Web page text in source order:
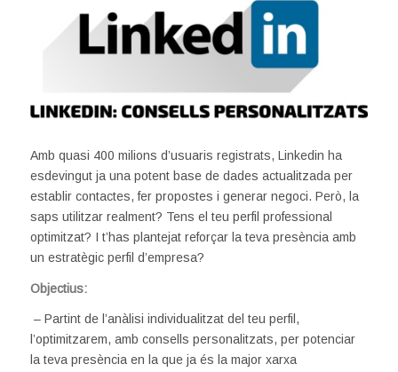
Amb quasi 400 milions d’usuaris registrats, Linkedin ha
esdevingut ja una potent base de dades actualitzada per
establir contactes, fer propostes i generar negoci. Però, la
saps utilitzar realment? Tens el teu perfil professional
optimitzat? I t’has plantejat reforçar la teva presència amb
un estratègic perfil d’empresa?
Objectius:
– Partint de l’anàlisi individualitzat del teu perfil,
l’optimitzarem, amb consells personalitzats, per potenciar
la teva presència en la que ja és la major xarxa